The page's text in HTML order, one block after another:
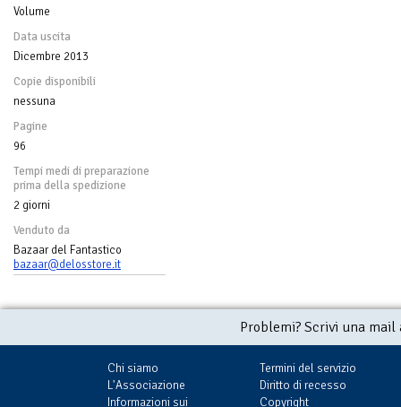
Volume
Data uscita
Dicembre 2013
Copie disponibili
nessuna
Pagine
96
Tempi medi di preparazione
prima della spedizione
2 giorni
Venduto da
Bazaar del Fantastico
bazaar@delosstore.it
Problemi? Scrivi una
Chi siamo
L'Associazione
Informazioni sui
Termini del servizio
Diritto di recesso
Copyright